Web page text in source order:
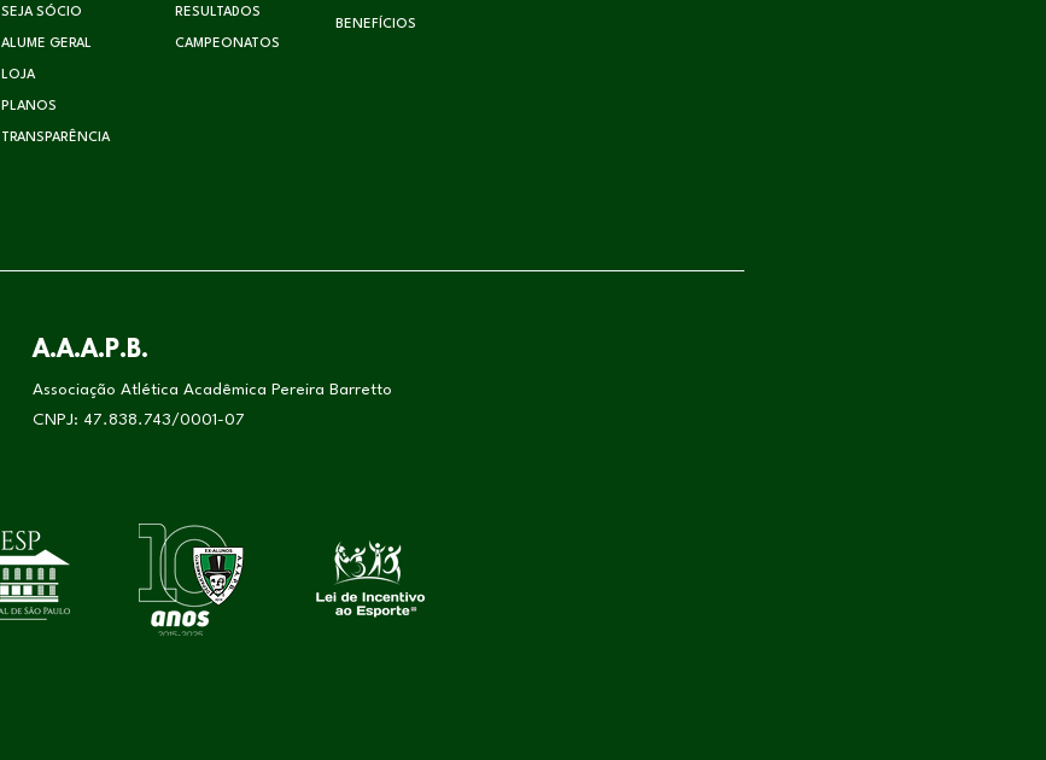
SEJA SÓCIO
ALUME GERAL
LOJA
PLANOS
TRANSPARÊNCIA
RESULTADOS
CAMPEONATOS
BENEFÍCIOS
A.A.A.P.B.
Associação Atlética Acadêmica Pereira Barretto
CNPJ: 47.838.743/0001-07